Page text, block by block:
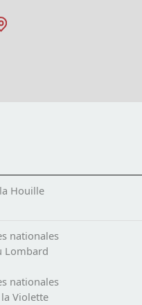
Houille
nationales
Lombard
nationales
Violette